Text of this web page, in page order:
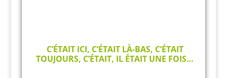
C’ÉTAIT ICI, C’ÉTAIT LÀ-BAS, C’ÉTAIT
TOUJOURS, C’ÉTAIT, IL ÉTAIT UNE FOIS…